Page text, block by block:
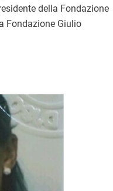
della Fondazione
Fondazione Giulio